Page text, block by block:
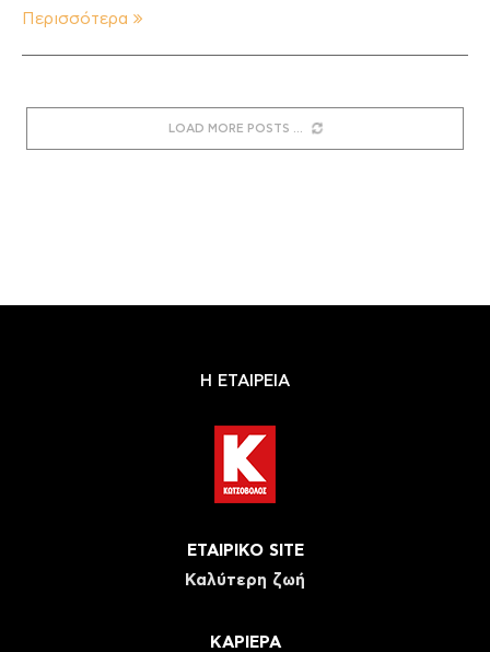
Περισσότερα
LOAD MORE POSTS
Η ΕΤΑΙΡΕΙΑ
ΕΤΑΙΡΙΚΟ SITE
Καλύτερη ζωή
ΚΑΡΙΕΡΑ